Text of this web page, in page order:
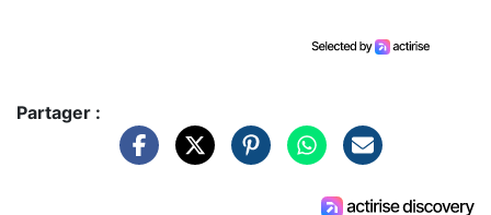
Partager :